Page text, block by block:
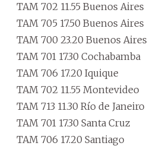
TAM 702 11.55 Buenos Aires
TAM 705 17.50 Buenos Aires
TAM 700 23.20 Buenos Aires
TAM 701 17.30 Cochabamba
TAM 706 17.20 Iquique
TAM 702 11.55 Montevideo
TAM 713 11.30 Río de Janeiro
TAM 701 17.30 Santa Cruz
TAM 706 17.20 Santiago